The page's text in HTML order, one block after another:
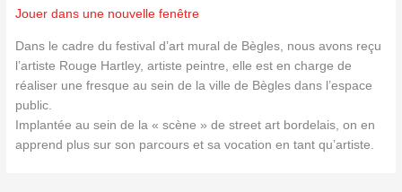
Jouer dans une nouvelle fenêtre
Dans le cadre du festival d’art mural de Bègles, nous avons reçu
l’artiste Rouge Hartley, artiste peintre, elle est en charge de
réaliser une fresque au sein de la ville de Bègles dans l’espace
public.
Implantée au sein de la « scène » de street art bordelais, on en
apprend plus sur son parcours et sa vocation en tant qu’artiste.